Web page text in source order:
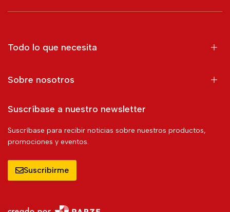
Todo lo que necesita
Sobre nosotros
Suscríbase a nuestro newsletter
Suscríbase para recibir noticias sobre nuestros productos,
promociones y eventos.
Suscribirme